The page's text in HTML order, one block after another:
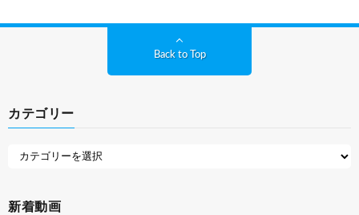
Back to Top
カテゴリー
新着動画